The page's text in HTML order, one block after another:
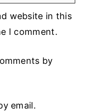
website in this
I comment.
by
email.